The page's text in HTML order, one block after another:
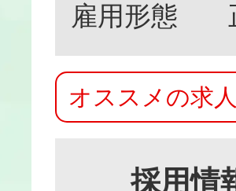
雇用形態
オススメの求人
採用情